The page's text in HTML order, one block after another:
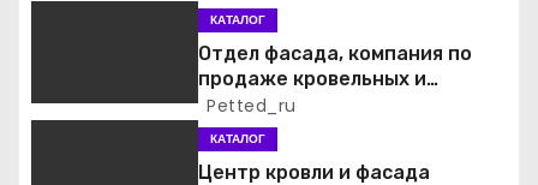
а
КАТАЛОГ
Отдел фасада, компания по
продаже кровельных и
фасадных материалов
Petted_ru
КАТАЛОГ
Центр кровли и фасада